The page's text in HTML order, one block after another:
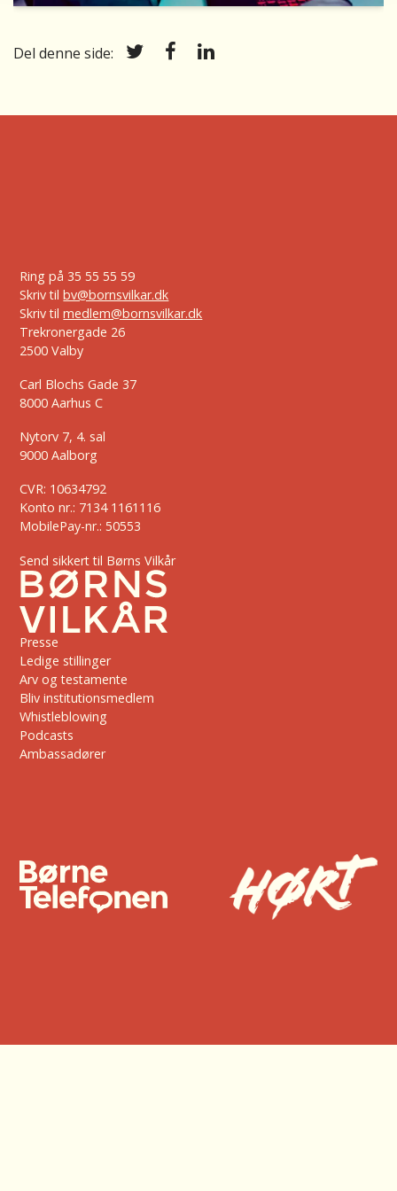
deres forældre har lyst til at dele billeder af dem. 44
bliver irriterede, mens 28 procent ikke føler sig
Del denne side:
Ring på 35 55 55 59
Skriv tilbv@bornsvilkar.dk
Skriv tilmedlem@bornsvilkar.dk
Trekronergade 26
2500 Valby
Carl Blochs Gade 37
8000 Aarhus C
Nytorv 7, 4. sal
9000 Aalborg
CVR: 10634792
Konto nr.: 7134 1161116
MobilePay-nr.: 50553
Send sikkert til Børns Vilkår
Presse
Ledige stillinger
Arv og testamente
Bliv institutionsmedlem
Whistleblowing
Podcasts
Ambassadører